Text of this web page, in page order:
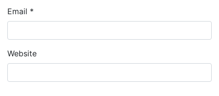
Email *
Website